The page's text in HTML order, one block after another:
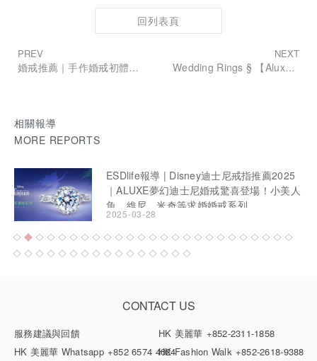
PREV
婚戒推薦｜手作婚戒初體驗！ALUXE亞立詩金工坊，從零開始親手刻製幸福
NEXT
Wedding Rings § 【Aluxe亞立詩鑽石】在獨棟歐式建築內，享受獨一無二頂級客製化鑽戒的幸福傳遞
回列表頁
相關報導
MORE REPORTS
ESDlife報導 | Disney迪士尼戒指推薦2025
｜ALUXE夢幻迪士尼婚戒驚喜登場！小美人
魚、維尼、米奇等求婚婚戒系列
2025-03-28
CONTACT US
服務建議與回饋 HK 美麗華 +852-2311-1858
HK 美麗華 Whatsapp +852 6574 4024HK Fashion Walk +852-2618-9388